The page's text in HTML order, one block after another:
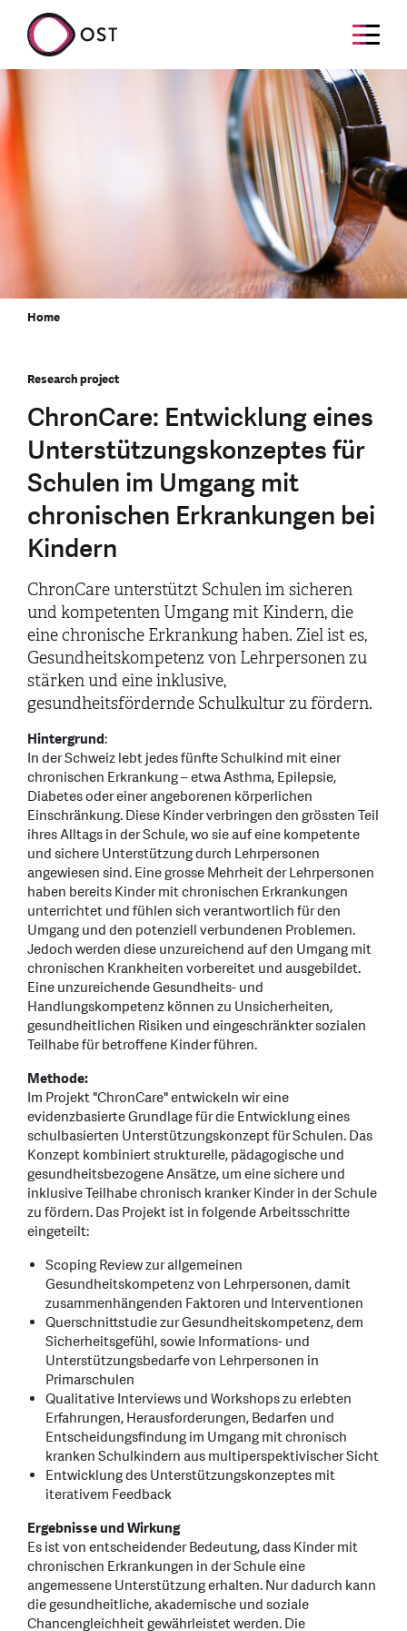
Home
Research project
ChronCare: Entwicklung eines
Unterstützungskonzeptes für
Schulen im Umgang mit
chronischen Erkrankungen bei
Kindern
ChronCare unterstützt Schulen im sicheren
und kompetenten Umgang mit Kindern, die
eine chronische Erkrankung haben. Ziel ist es,
Gesundheitskompetenz von Lehrpersonen zu
stärken und eine inklusive,
gesundheitsfördernde Schulkultur zu fördern.
Hintergrund:
In der Schweiz lebt jedes fünfte Schulkind mit einer
chronischen Erkrankung – etwa Asthma, Epilepsie,
Diabetes oder einer angeborenen körperlichen
Einschränkung. Diese Kinder verbringen den grössten Teil
ihres Alltags in der Schule, wo sie auf eine kompetente
und sichere Unterstützung durch Lehrpersonen
angewiesen sind. Eine grosse Mehrheit der Lehrpersonen
haben bereits Kinder mit chronischen Erkrankungen
unterrichtet und fühlen sich verantwortlich für den
Umgang und den potenziell verbundenen Problemen.
Jedoch werden diese unzureichend auf den Umgang mit
chronischen Krankheiten vorbereitet und ausgebildet.
Eine unzureichende Gesundheits- und
Handlungskompetenz können zu Unsicherheiten,
gesundheitlichen Risiken und eingeschränkter sozialen
Teilhabe für betroffene Kinder führen.
Methode:
Im Projekt "ChronCare" entwickeln wir eine
evidenzbasierte Grundlage für die Entwicklung eines
schulbasierten Unterstützungskonzept für Schulen. Das
Konzept kombiniert strukturelle, pädagogische und
gesundheitsbezogene Ansätze, um eine sichere und
inklusive Teilhabe chronisch kranker Kinder in der Schule
zu fördern. Das Projekt ist in folgende Arbeitsschritte
eingeteilt:
Scoping Review zur allgemeinen
Gesundheitskompetenz von Lehrpersonen, damit
zusammenhängenden Faktoren und Interventionen
Querschnittstudie zur Gesundheitskompetenz, dem
Sicherheitsgefühl, sowie Informations- und
Unterstützungsbedarfe von Lehrpersonen in
Primarschulen
Qualitative Interviews und Workshops zu erlebten
Erfahrungen, Herausforderungen, Bedarfen und
Entscheidungsfindung im Umgang mit chronisch
kranken Schulkindern aus multiperspektivischer Sicht
Entwicklung des Unterstützungskonzeptes mit
iterativem Feedback
Ergebnisse und Wirkung
Es ist von entscheidender Bedeutung, dass Kinder mit
chronischen Erkrankungen in der Schule eine
angemessene Unterstützung erhalten. Nur dadurch kann
die gesundheitliche, akademische und soziale
Chancengleichheit gewährleistet werden. Die